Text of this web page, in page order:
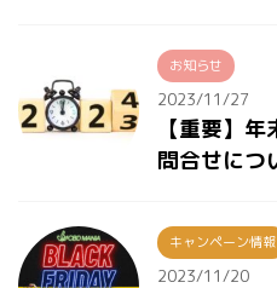
お知らせ
2023/11/27
【重要】
問合せにつ
キャンペーン情報
2023/11/20